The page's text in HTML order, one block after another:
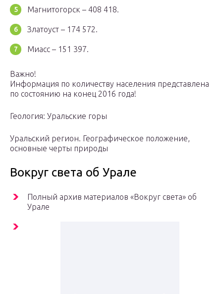
Магнитогорск – 408 418.
Златоуст – 174 572.
Миасс – 151 397.
Важно!
Информация по количеству населения представлена
по состоянию на конец 2016 года!
Геология: Уральские горы
Уральский регион. Географическое положение,
основные черты природы
Вокруг света об Урале
Полный архив материалов «Вокруг света» об
Урале